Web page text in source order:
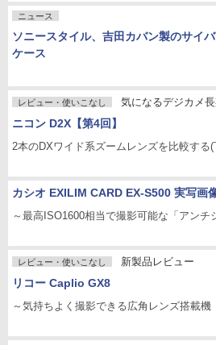
ニュース
ソニースタイル、吉田カバン製のサイ
ケース
レビュー・使いこなし 気になるデジカメ
ニコン D2X【第4回】
2本のDXワイド系ズームレンズを比較する(
カシオ EXILIM CARD EX-S500 実写画
～最高ISO1600相当で撮影可能な「アンチ
レビュー・使いこなし 新製品レビュー
リコー Caplio GX8
～気持ちよく撮影できる広角レンズ搭載機